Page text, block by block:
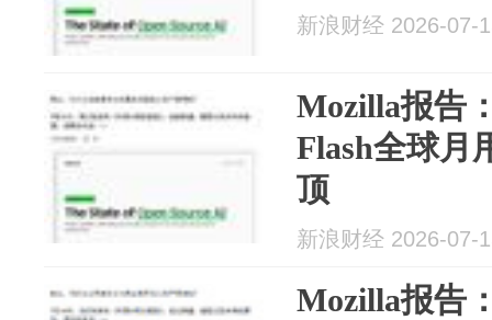
新浪财经 2026-07-
Mozilla报告
Flash全球月
顶
新浪财经 2026-07-
Mozilla报告